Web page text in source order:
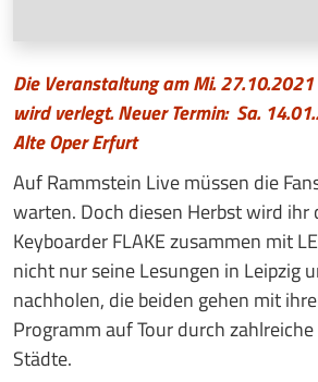
Die Veranstaltung am Mi.
wird verlegt. Neuer Termin: Sa.
Alte Oper Erfurt
Auf Rammstein Live müssen die
warten. Doch diesen Herbst wird ihr
Keyboarder FLAKE zusammen mit
nicht nur seine Lesungen in Leipzig
nachholen, die beiden gehen mit
Programm auf Tour durch
Städte.